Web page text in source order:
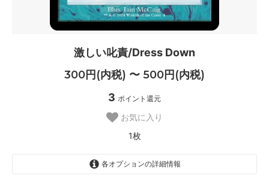
激しい叱責/Dress Down
300円(内税) 〜 500円(内税)
3 ポイント還元
お気に入り
1枚
各オプションの詳細情報